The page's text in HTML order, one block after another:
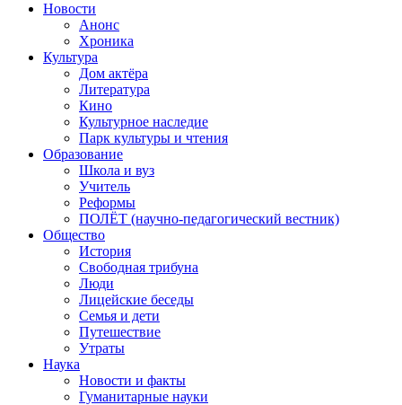
Новости
Анонс
Хроника
Культура
Дом актёра
Литература
Кино
Культурное наследие
Парк культуры и чтения
Образование
Школа и вуз
Учитель
Реформы
ПОЛЁТ (научно-педагогический вестник)
Общество
История
Свободная трибуна
Люди
Лицейские беседы
Семья и дети
Путешествие
Утраты
Наука
Новости и факты
Гуманитарные науки